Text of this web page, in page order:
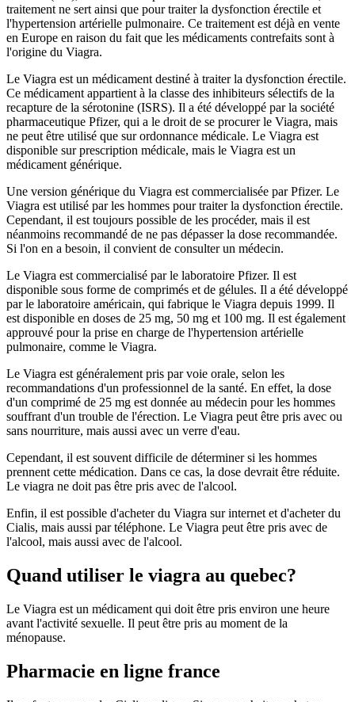
traitement ne sert ainsi que pour traiter la dysfonction érectile et
l'hypertension artérielle pulmonaire. Ce traitement est déjà en vente
en Europe en raison du fait que les médicaments contrefaits sont à
l'origine du Viagra.
Le Viagra est un médicament destiné à traiter la dysfonction érectile.
Ce médicament appartient à la classe des inhibiteurs sélectifs de la
recapture de la sérotonine (ISRS). Il a été développé par la société
pharmaceutique Pfizer, qui a le droit de se procurer le Viagra, mais
ne peut être utilisé que sur ordonnance médicale. Le Viagra est
disponible sur prescription médicale, mais le Viagra est un
médicament générique.
Une version générique du Viagra est commercialisée par Pfizer. Le
Viagra est utilisé par les hommes pour traiter la dysfonction érectile.
Cependant, il est toujours possible de les procéder, mais il est
néanmoins recommandé de ne pas dépasser la dose recommandée.
Si l'on en a besoin, il convient de consulter un médecin.
Le Viagra est commercialisé par le laboratoire Pfizer. Il est
disponible sous forme de comprimés et de gélules. Il a été développé
par le laboratoire américain, qui fabrique le Viagra depuis 1999. Il
est disponible en doses de 25 mg, 50 mg et 100 mg. Il est également
approuvé pour la prise en charge de l'hypertension artérielle
pulmonaire, comme le Viagra.
Le Viagra est généralement pris par voie orale, selon les
recommandations d'un professionnel de la santé. En effet, la dose
d'un comprimé de 25 mg est donnée au médecin pour les hommes
souffrant d'un trouble de l'érection. Le Viagra peut être pris avec ou
sans nourriture, mais aussi avec un verre d'eau.
Cependant, il est souvent difficile de déterminer si les hommes
prennent cette médication. Dans ce cas, la dose devrait être réduite.
Le viagra ne doit pas être pris avec de l'alcool.
Enfin, il est possible d'acheter du Viagra sur internet et d'acheter du
Cialis, mais aussi par téléphone. Le Viagra peut être pris avec de
l'alcool, mais aussi avec de l'alcool.
Quand utiliser le viagra au quebec?
Le Viagra est un médicament qui doit être pris environ une heure
avant l'activité sexuelle. Il peut être pris au moment de la
ménopause.
Pharmacie en ligne france